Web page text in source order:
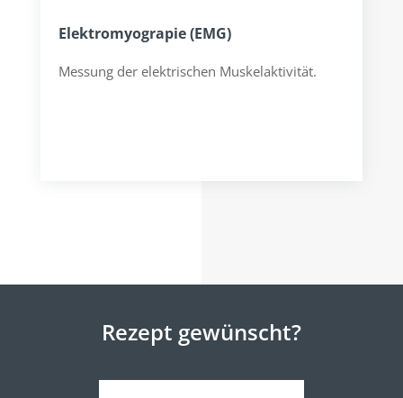
Elektromyograpie (EMG)
Messung der elektrischen Muskelaktivität.
Rezept gewünscht?